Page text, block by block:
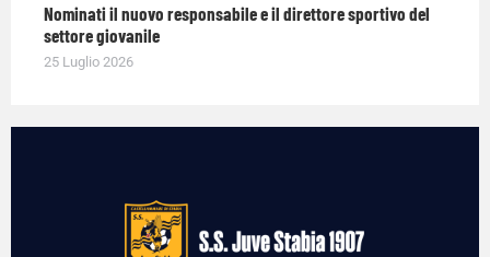
Nominati il nuovo responsabile e il direttore sportivo del
settore giovanile
25 Luglio 2026